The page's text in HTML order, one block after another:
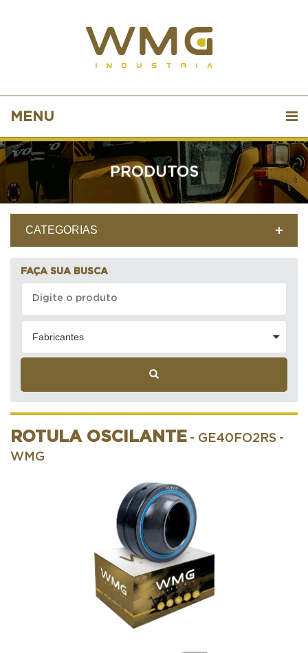
MENU
PRODUTOS
CATEGORIAS
FAÇA SUA BUSCA
Fabricantes
ROTULA OSCILANTE - GE40FO2RS -
WMG